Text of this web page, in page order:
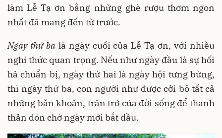
làm Lễ Tạ ơn bằng những ghè rượu thơm ngon
nhất đã mang đến từ trước.
Ngày thứ balà ngày cuối của Lễ Tạ ơn, với nhiều
nghi thức quan trọng. Nếu như ngày đầu là sự hối
hả chuẩn bị, ngày thứ hai là ngày hội tưng bừng,
thì ngày thứ ba, con người như được cởi bỏ tất cả
những băn khoăn, trăn trở của đời sống để thanh
thản đón chờ ngày mới bắt đầu.